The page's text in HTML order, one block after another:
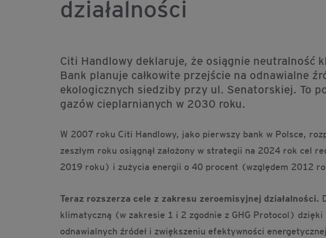
działalności
Citi Handlowy deklaruje, że osiągnie neutralność
Bank planuje całkowite przejście na odnawialne
ekologicznych siedziby przy ul. Senatorskiej. To
gazów cieplarnianych w 2030 roku.
W 2007 roku Citi Handlowy, jako pierwszy bank w Polsce,
zeszłym roku osiągnął założony w strategii na 2024 rok cel
2019 roku) i zużycia energii o 40 procent (względem 2012
Teraz rozszerza cele z zakresu zeroemisyjnej działalności.
klimatyczną (w zakresie 1 i 2 zgodnie z GHG Protocol)
odnawialnych źródeł i zwiększeniu efektywności